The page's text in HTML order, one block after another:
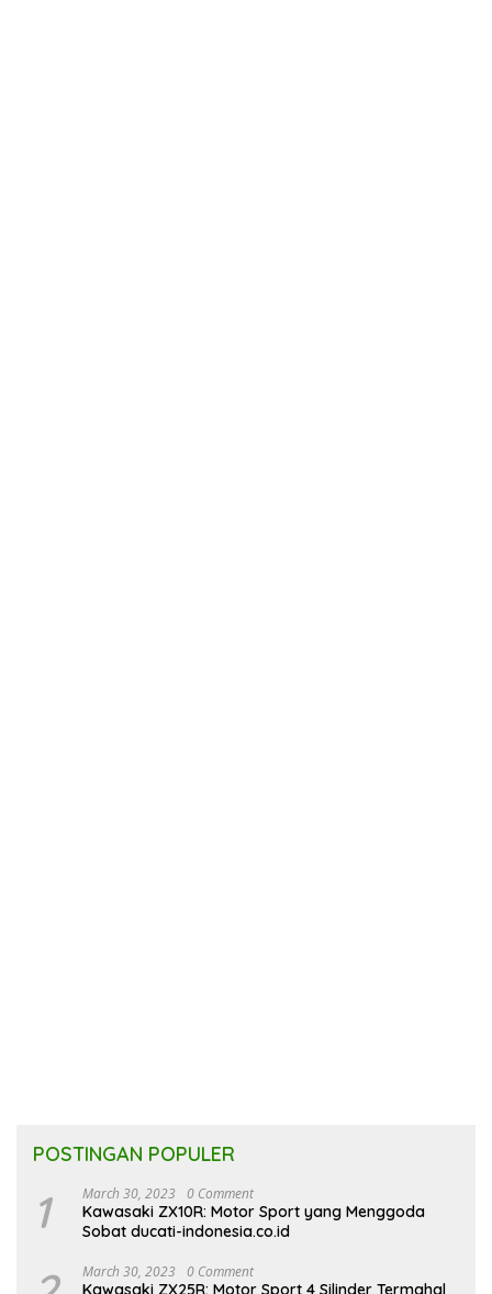
POSTINGAN POPULER
1 March 30, 2023 0 Comment
Kawasaki ZX10R: Motor Sport yang Menggoda
Sobat ducati-indonesia.co.id
March 30, 2023 0 Comment
Kawasaki ZX25R: Motor Sport 4 Silinder Termahal